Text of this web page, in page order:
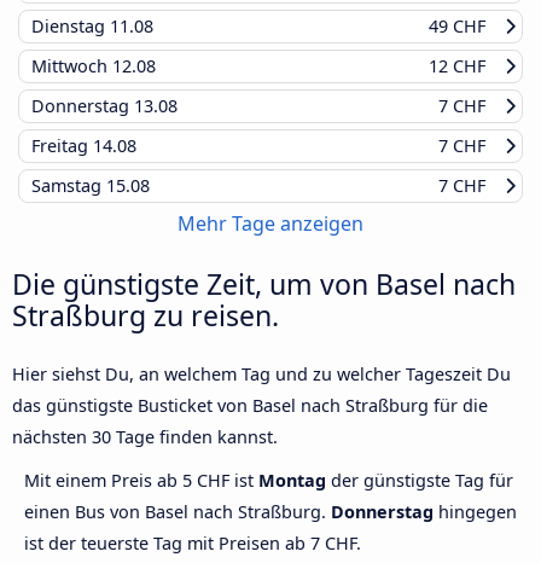
Dienstag 11.08
49 CHF
Mittwoch 12.08
12 CHF
Donnerstag 13.08
7 CHF
Freitag 14.08
7 CHF
Samstag 15.08 7 CHF
Mehr Tage anzeigen
Die günstigste Zeit, um von Basel nach
Straßburg zu reisen.
Hier siehst Du, an welchem Tag und zu welcher Tageszeit Du
das günstigste Busticket von Basel nach Straßburg für die
nächsten 30 Tage finden kannst.
Mit einem Preis ab 5 CHF ist Montag der günstigste Tag für
einen Bus von Basel nach Straßburg. Donnerstag hingegen
ist der teuerste Tag mit Preisen ab 7 CHF.